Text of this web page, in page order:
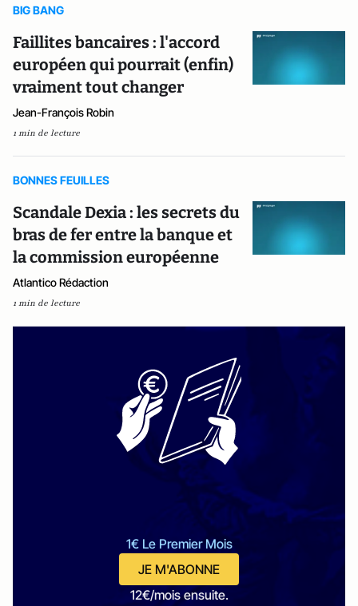
BIG BANG
Faillites bancaires : l'accord
européen qui pourrait (enfin)
vraiment tout changer
Jean-François Robin
1 min de lecture
BONNES FEUILLES
Scandale Dexia : les secrets du
bras de fer entre la banque et
la commission européenne
Atlantico Rédaction
1 min de lecture
1€ Le Premier Mois
JE M'ABONNE
12€/mois ensuite.